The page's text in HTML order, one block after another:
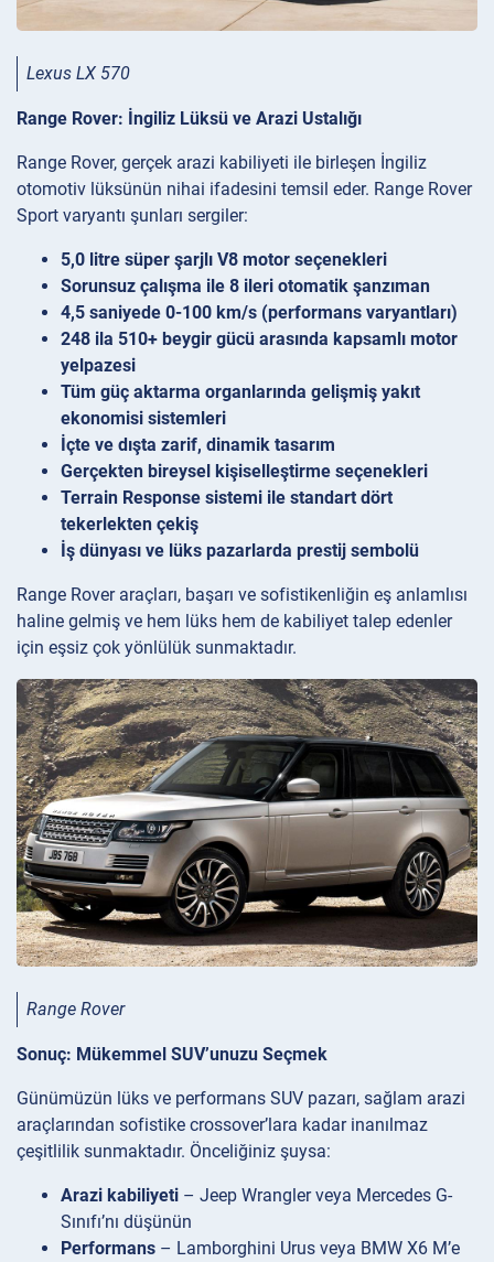
Lexus LX 570
Range Rover: İngiliz Lüksü ve Arazi Ustalığı
Range Rover, gerçek arazi kabiliyeti ile birleşen İngiliz
otomotiv lüksünün nihai ifadesini temsil eder. Range Rover
Sport varyantı şunları sergiler:
5,0 litre süper şarjlı V8 motor seçenekleri
Sorunsuz çalışma ile 8 ileri otomatik şanzıman
4,5 saniyede 0-100 km/s (performans varyantları)
248 ila 510+ beygir gücü arasında kapsamlı motor
yelpazesi
Tüm güç aktarma organlarında gelişmiş yakıt
ekonomisi sistemleri
İçte ve dışta zarif, dinamik tasarım
Gerçekten bireysel kişiselleştirme seçenekleri
Terrain Response sistemi ile standart dört
tekerlekten çekiş
İş dünyası ve lüks pazarlarda prestij sembolü
Range Rover araçları, başarı ve sofistikenliğin eş anlamlısı
haline gelmiş ve hem lüks hem de kabiliyet talep edenler
için eşsiz çok yönlülük sunmaktadır.
Range Rover
Sonuç: Mükemmel SUV’unuzu Seçmek
Günümüzün lüks ve performans SUV pazarı, sağlam arazi
araçlarından sofistike crossover’lara kadar inanılmaz
çeşitlilik sunmaktadır. Önceliğiniz şuysa:
Arazi kabiliyeti – Jeep Wrangler veya Mercedes G-
Sınıfı’nı düşünün
Performans – Lamborghini Urus veya BMW X6 M’e